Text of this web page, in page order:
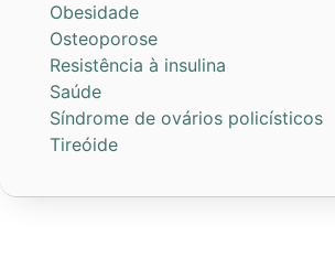
Obesidade
Osteoporose
Resistência à insulina
Saúde
Síndrome de ovários policísticos
Tireóide